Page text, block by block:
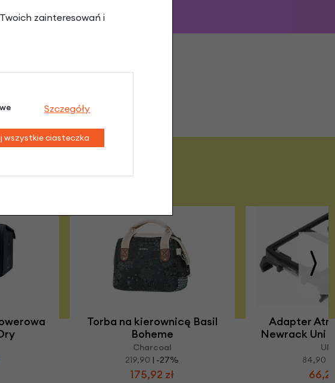
Torba na kierownicę Basil
Boheme
Charcoal
219,90 | -27%
175,92 zł
Adapter
Newrack Uni
84,90
zainteresowań i
Szczegóły
wszystkie ciasteczka